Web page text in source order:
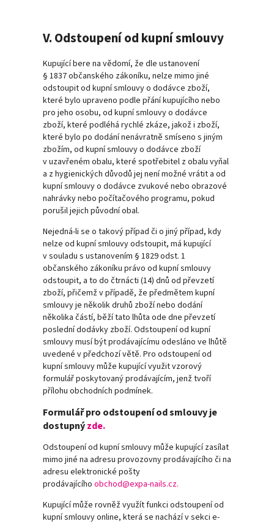
V. Odstoupení od kupní smlouvy
Kupující bere na vědomí, že dle ustanovení
§ 1837 občanského zákoníku, nelze mimo jiné
odstoupit od kupní smlouvy o dodávce zboží,
které bylo upraveno podle přání kupujícího nebo
pro jeho osobu, od kupní smlouvy o dodávce
zboží, které podléhá rychlé zkáze, jakož i zboží,
které bylo po dodání nenávratně smíseno s jiným
zbožím, od kupní smlouvy o dodávce zboží
v uzavřeném obalu, které spotřebitel z obalu vyňal
a z hygienických důvodů jej není možné vrátit a od
kupní smlouvy o dodávce zvukové nebo obrazové
nahrávky nebo počítačového programu, pokud
porušil jejich původní obal.
Nejedná-li se o takový případ či o jiný případ, kdy
nelze od kupní smlouvy odstoupit, má kupující
v souladu s ustanovením § 1829 odst. 1
občanského zákoníku právo od kupní smlouvy
odstoupit, a to do čtrnácti (14) dnů od převzetí
zboží, přičemž v případě, že předmětem kupní
smlouvy je několik druhů zboží nebo dodání
několika částí, běží tato lhůta ode dne převzetí
poslední dodávky zboží. Odstoupení od kupní
smlouvy musí být prodávajícímu odesláno ve lhůtě
uvedené v předchozí větě. Pro odstoupení od
kupní smlouvy může kupující využit vzorový
formulář poskytovaný prodávajícím, jenž tvoří
přílohu obchodních podmínek.
Formulář pro odstoupení od smlouvy je
dostupnýzde.
Odstoupení od kupní smlouvy může kupující zasílat
mimo jiné na adresu provozovny prodávajícího či na
adresu elektronické pošty
prodávajícího obchod@expa-nails.cz.
Kupující může rovněž využít funkci odstoupení od
kupní smlouvy online, která se nachází v sekci e-